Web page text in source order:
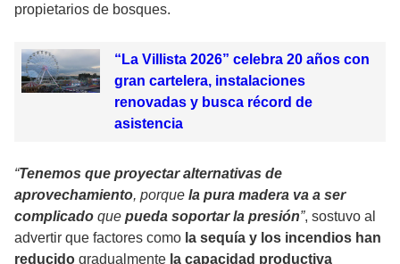
propietarios de bosques.
“La Villista 2026” celebra 20 años con
gran cartelera, instalaciones
renovadas y busca récord de
asistencia
“Tenemos que proyectar alternativas de
aprovechamiento, porque la pura madera va a ser
complicado que pueda soportar la presión”, sostuvo al
advertir que factores como la sequía y los incendios han
reducido gradualmente la capacidad productiva